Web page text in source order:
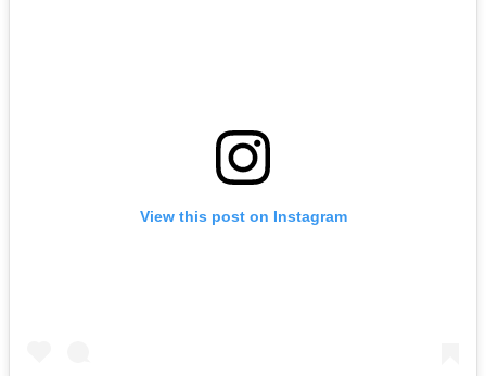
View this post on Instagram